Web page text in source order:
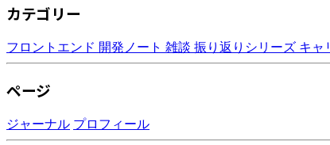
カテゴリー
フロントエンド 開発ノート 雑談 振り返りシリーズ キャ
ページ
ジャーナル プロフィール